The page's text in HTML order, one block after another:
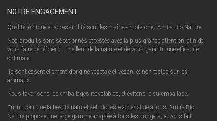
NOTRE ENGAGEMENT
Qualité, éthique et accessibilité sont les maîtres-mots chez Amira Bio Nature.
Nos produits sont sélectionnés et testés avec la plus grande attention, afin de
vous faire bénéficier du meilleur de la nature et de vous garantir une efficacité
optimale.
Ils sont essentiellement d’origine végétale et vegan, et non testés sur les
animaux.
Nous favorisons les emballages recyclables, et évitons le suremballage.
Enfin, pour que la beauté naturelle et bio reste accessible à tous, Amira Bio
Nature propose une large gamme adaptée à tous les budgets, et vous fait